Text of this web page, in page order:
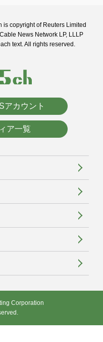
copyright of Reuters Limited
News Network LP, LLLP
text. All rights reserved.
アカウント
ア一覧
Corporation